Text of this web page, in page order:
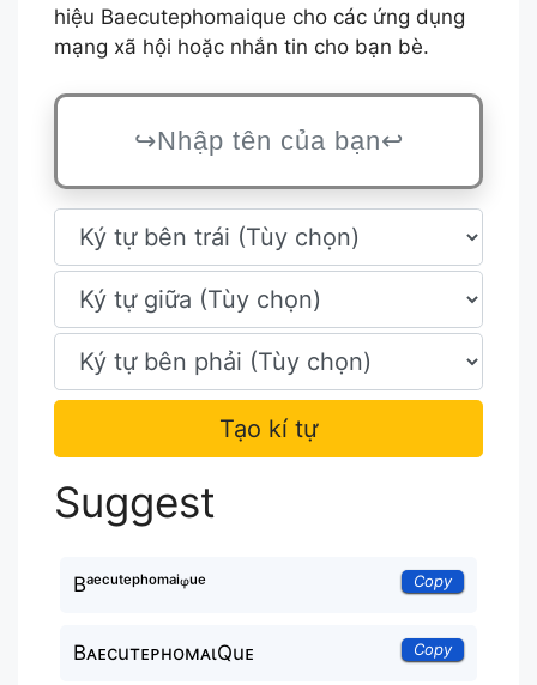
hiệu Baecutephomaique cho các ứng dụng
mạng xã hội hoặc nhắn tin cho bạn bè.
Tạo kí tự
Suggest
Bᵃᵉᶜᵘᵗᵉᵖʰᵒᵐᵃⁱᵠᵘᵉ Copy
BᴀᴇcuтᴇᴘнoмᴀιQuᴇ Copy